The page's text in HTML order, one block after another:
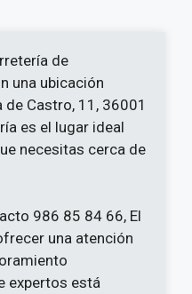
de
una ubicación
de Castro, 11, 36001
es el lugar ideal
necesitas cerca de
986 85 84 66, El
una atención
expertos está